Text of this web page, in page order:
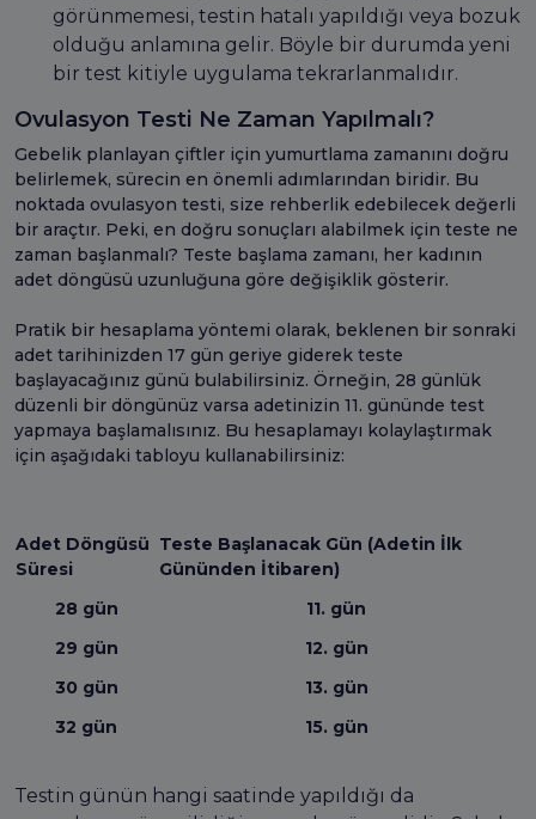
görünmemesi, testin hatalı yapıldığı veya bozuk
olduğu anlamına gelir. Böyle bir durumda yeni
bir test kitiyle uygulama tekrarlanmalıdır.
Ovulasyon Testi Ne Zaman Yapılmalı?
Gebelik planlayan çiftler için yumurtlama zamanını doğru
belirlemek, sürecin en önemli adımlarından biridir. Bu
noktada ovulasyon testi, size rehberlik edebilecek değerli
bir araçtır. Peki, en doğru sonuçları alabilmek için teste ne
zaman başlanmalı? Teste başlama zamanı, her kadının
adet döngüsü uzunluğuna göre değişiklik gösterir.
Pratik bir hesaplama yöntemi olarak, beklenen bir sonraki
adet tarihinizden 17 gün geriye giderek teste
başlayacağınız günü bulabilirsiniz. Örneğin, 28 günlük
düzenli bir döngünüz varsa adetinizin 11. gününde test
yapmaya başlamalısınız. Bu hesaplamayı kolaylaştırmak
için aşağıdaki tabloyu kullanabilirsiniz:
Adet Döngüsü
Süresi
Teste Başlanacak Gün (Adetin İlk
Gününden İtibaren)
28 gün
11. gün
29 gün
12. gün
30 gün
13. gün
32 gün
15. gün
Testin günün hangi saatinde yapıldığı da